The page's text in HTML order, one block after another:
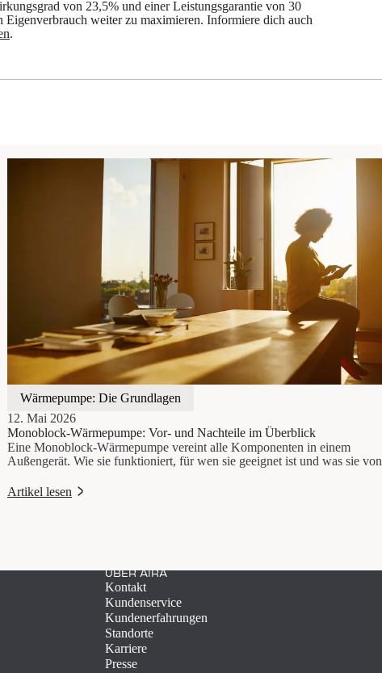
von 23,5% und einer Leistungsgarantie von 30
Eigenverbrauch weiter zu maximieren. Informiere dich auch
.
Wärmepumpe: Die Grundlagen
12. Mai 2026
Monoblock-Wärmepumpe: Vor- und Nachteile im Überblick
Eine Monoblock-Wärmepumpe vereint alle Komponenten in einem
Außengerät. Wie sie funktioniert, für wen sie geeignet ist und was sie von
Artikel lesen
ÜBER AIRA
Kontakt
Kundenservice
Kundenerfahrungen
Standorte
Karriere
Presse